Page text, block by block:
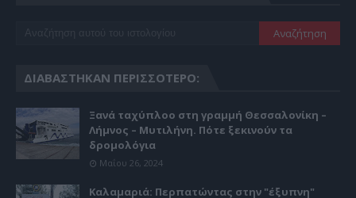
ΔΙΑΒΆΣΤΗΚΑΝ ΠΕΡΙΣΣΌΤΕΡΟ:
Ξανά ταχύπλοο στη γραμμή Θεσσαλονίκη –
Λήμνος – Μυτιλήνη. Πότε ξεκινούν τα
δρομολόγια
Μαΐου 26, 2024
Καλαμαριά: Περπατώντας στην "έξυπνη"